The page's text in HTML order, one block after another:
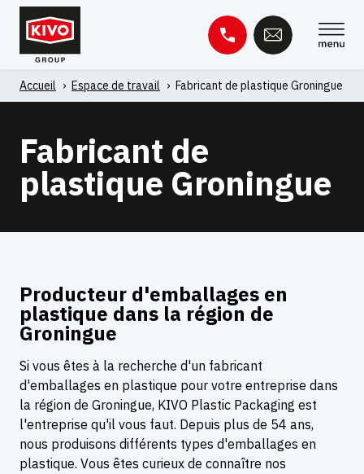
Skip
content
Rechercher :
Base de connaissances Contact
Accueil ' Espace de travail ' Fabricant de plastique Groningue
Fabricant de
plastique Groningue
Producteur d'emballages en
plastique dans la région de
Groningue
Si vous êtes à la recherche d'un fabricant
d'emballages en plastique pour votre entreprise dans
la région de Groningue, KIVO Plastic Packaging est
l'entreprise qu'il vous faut. Depuis plus de 54 ans,
nous produisons différents types d'emballages en
plastique. Vous êtes curieux de connaître nos